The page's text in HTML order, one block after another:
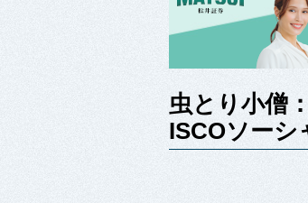
虫とり小僧
ISCOソーシ